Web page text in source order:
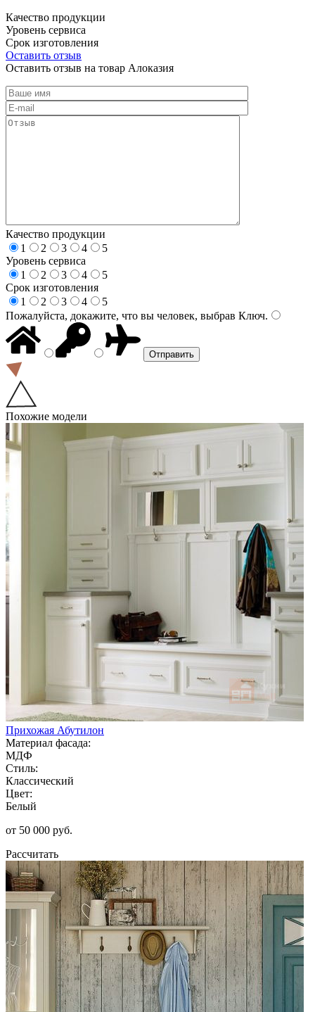
Качество продукции
Уровень сервиса
Срок изготовления
Оставить отзыв
Оставить отзыв на товар Алоказия
Качество продукции
1
2 3 4
5
Уровень сервиса
1
2 3 4
5
Срок изготовления
1
2 3 4
5
Пожалуйста, докажите, что вы человек, выбрав Ключ.
Похожие модели
Прихожая Абутилон
Материал фасада:
МДФ
Стиль:
Классический
Цвет:
Белый
от 50 000 руб.
Рассчитать